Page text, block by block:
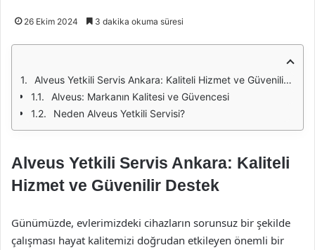
26 Ekim 2024 3 dakika okuma süresi
Alveus Yetkili Servis Ankara: Kaliteli Hizmet ve Güvenilir Destek
Alveus: Markanın Kalitesi ve Güvencesi
Neden Alveus Yetkili Servisi?
Alveus Yetkili Servis Ankara: Kaliteli
Hizmet ve Güvenilir Destek
Günümüzde, evlerimizdeki cihazların sorunsuz bir şekilde
çalışması hayat kalitemizi doğrudan etkileyen önemli bir